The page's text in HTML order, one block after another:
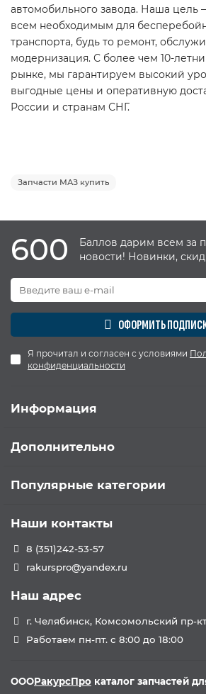
автомобильного завода. Наша цель
всем необходимым для
транспорта, будь то ремонт,
модернизация. С более чем 10-
рынке, мы гарантируем высокий
выгодные цены и оперативную
России и странам СНГ.
Запчасти МАЗ купить
600
Баллов дарим всем за
новости! Новинки,
ОФОРМИТЬ
Я прочитал и согласен с условиями
конфиденциальности
Информация
Дополнительно
Популярные категории
Наши контакты
8 (351)242-53-57
rakurspro@yandex.ru
Наш адрес
г. Челябинск, Комсомольский пр-
Работаем пн-пт. с 8:00 до 18:00
ОООРакурсПро каталог запчастей